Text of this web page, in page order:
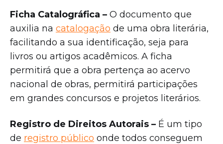
Ficha Catalográfica – O documento que
auxilia na catalogação de uma obra literária,
facilitando a sua identificação, seja para
livros ou artigos acadêmicos. A ficha
permitirá que a obra pertença ao acervo
nacional de obras, permitirá participações
em grandes concursos e projetos literários.
Registro de Direitos Autorais – É um tipo
de registro público onde todos conseguem